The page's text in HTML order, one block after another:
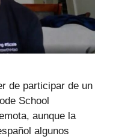
de participar de un
School
aunque la
algunos